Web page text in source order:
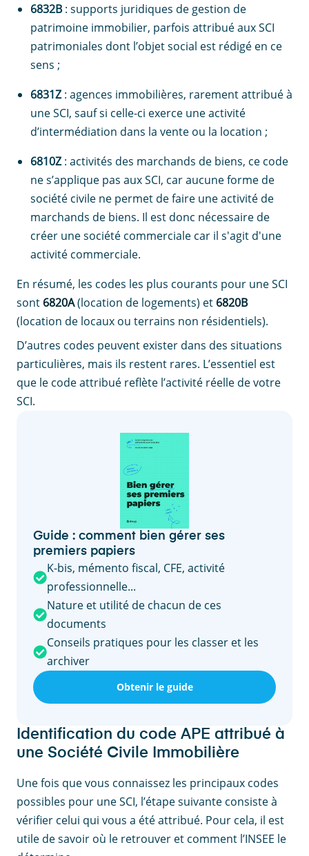
6832B: supports juridiques de gestion de
patrimoine immobilier, parfois attribué aux SCI
patrimoniales dont l’objet social est rédigé en ce
sens ;
6831Z: agences immobilières, rarement attribué à
une SCI, sauf si celle-ci exerce une activité
d’intermédiation dans la vente ou la location ;
6810Z: activités des marchands de biens, ce code
ne s’applique pas aux SCI, car aucune forme de
société civile ne permet de faire une activité de
marchands de biens. Il est donc nécessaire de
créer une société commerciale car il s'agit d'une
activité commerciale.
En résumé, les codes les plus courants pour une SCI
sont 6820A(location de logements) et 6820B
(location de locaux ou terrains non résidentiels).
D’autres codes peuvent exister dans des situations
particulières, mais ils restent rares. L’essentiel est
que le code attribué reflète l’activité réelle de votre
SCI.
Guide : comment bien gérer ses
premiers papiers
K-bis, mémento fiscal, CFE, activité
professionnelle...
Nature et utilité de chacun de ces
documents
Conseils pratiques pour les classer et les
archiver
Obtenir le guide
Identification du code APE attribué à
une Société Civile Immobilière
Une fois que vous connaissez les principaux codes
possibles pour une SCI, l’étape suivante consiste à
vérifier celui qui vous a été attribué. Pour cela, il est
utile de savoir où le retrouver et comment l’INSEE le